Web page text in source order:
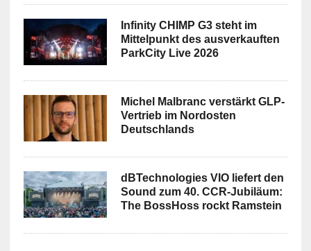
Infinity CHIMP G3 steht im
Mittelpunkt des ausverkauften
ParkCity Live 2026
Michel Malbranc verstärkt GLP-
Vertrieb im Nordosten
Deutschlands
dBTechnologies VIO liefert den
Sound zum 40. CCR-Jubiläum:
The BossHoss rockt Ramstein